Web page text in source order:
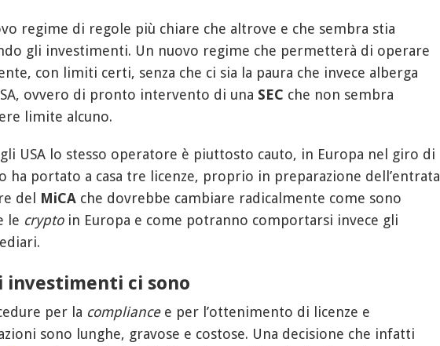
regime di regole più chiare che altrove e che sembra stia
gli investimenti. Un nuovo regime che permetterà di operare
con limiti certi, senza che ci sia la paura che invece alberga
ovvero di pronto intervento di una SEC che non sembra
limite alcuno.
USA lo stesso operatore è piuttosto cauto, in Europa nel giro di
ha portato a casa tre licenze, proprio in preparazione dell’entrata
del MiCAche dovrebbe cambiare radicalmente come sono
le cryptoin Europa e come potranno comportarsi invece gli
investimenti ci sono
per la compliancee per l’ottenimento di licenze e
sono lunghe, gravose e costose. Una decisione che infatti